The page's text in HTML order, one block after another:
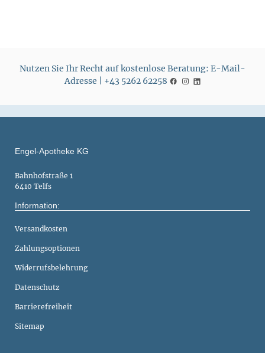
Nutzen Sie Ihr Recht auf kostenlose Beratung: E-Mail-
Adresse | +43 5262 62258
Engel-Apotheke KG
Bahnhofstraße 1
6410 Telfs
Information:
Versandkosten
Zahlungsoptionen
Widerrufsbelehrung
Datenschutz
Barrierefreiheit
Sitemap